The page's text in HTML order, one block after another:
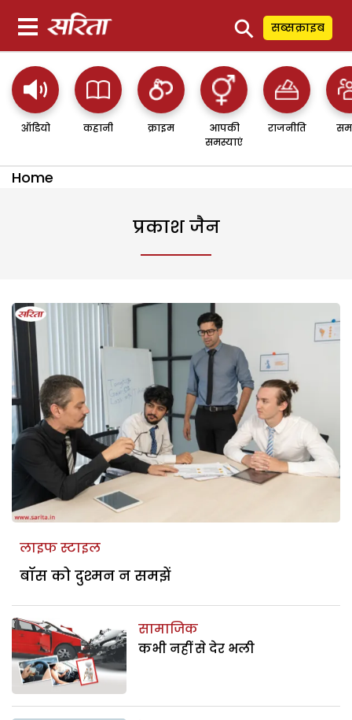
⚲ सब्सक्राइब
ऑडियो कहानी क्राइम
आपकी
समस्याएं
राजनीति
Home
प्रकाश जैन
लाइफ स्टाइल
बॉस को दुश्मन न समझें
सामाजिक
कभी नहीं से देर भली